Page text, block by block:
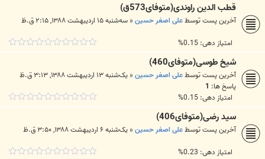
قطب الدین راوندی(متوفای573ق)
آخرین پست توسطعلی اصغر حسین« سه‌شنبه ۱۵ اردیبهشت ۱۳۸۸, ۲:۱۵ ق.ظ
امتیاز دهی: 0.15%
شیخ طوسی(متوفای460)
آخرین پست توسطعلی اصغر حسین« یک‌شنبه ۱۳ اردیبهشت ۱۳۸۸, ۳:۱۳ ق.ظ
پاسخ ها: 1
امتیاز دهی: 0.15%
سید رضی(متوفای406)
آخرین پست توسطعلی اصغر حسین« یک‌شنبه ۶ اردیبهشت ۱۳۸۸, ۳:۵۰ ق.ظ
امتیاز دهی: 0.23%